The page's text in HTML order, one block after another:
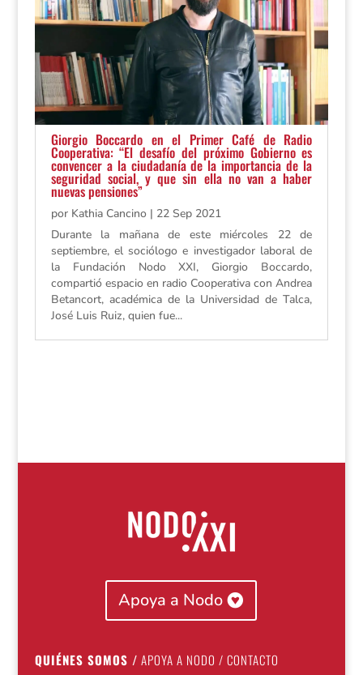
Giorgio Boccardo en el Primer Café de Radio
Cooperativa: “El desafío del próximo Gobierno es
convencer a la ciudadanía de la importancia de la
seguridad social, y que sin ella no van a haber
nuevas pensiones”
por Kathia Cancino| 22 Sep 2021
Durante la mañana de este miércoles 22 de
septiembre, el sociólogo e investigador laboral de
la Fundación Nodo XXI, Giorgio Boccardo,
compartió espacio en radio Cooperativa con Andrea
Betancort, académica de la Universidad de Talca,
José Luis Ruiz, quien fue...
Apoya a Nodo
QUIÉNES SOMOS / APOYA A NODO / CONTACTO